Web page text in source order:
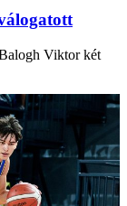
Viktor két